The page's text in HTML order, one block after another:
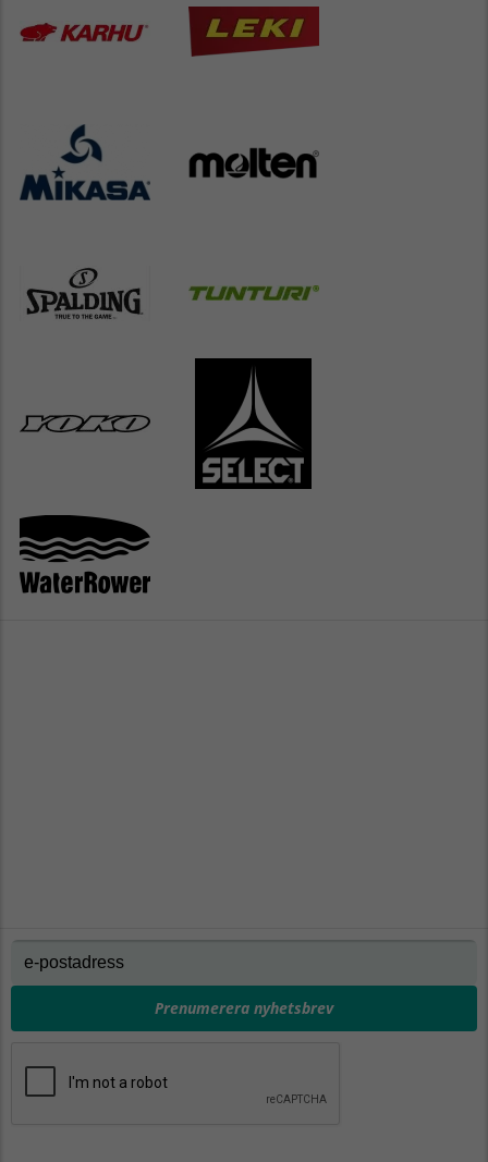
Prenumerera nyhetsbrev